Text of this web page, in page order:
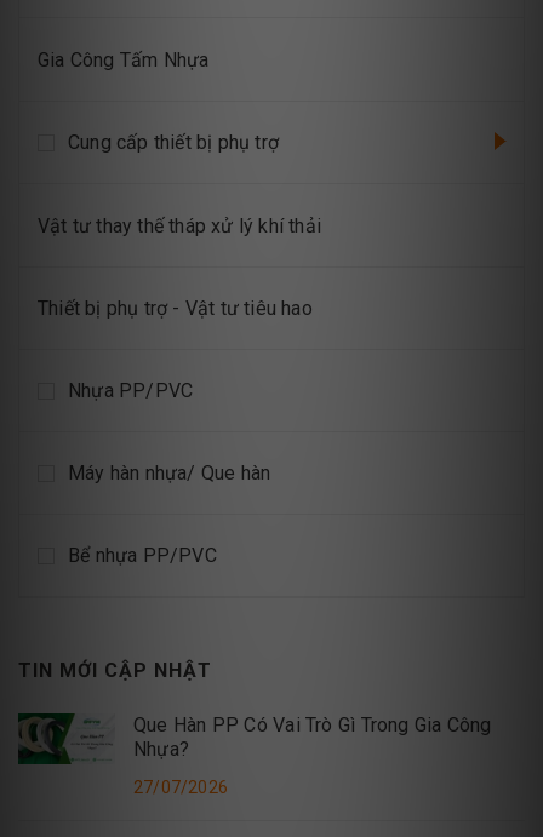
Gia Công Tấm Nhựa
Cung cấp thiết bị phụ trợ
Vật tư thay thế tháp xử lý khí thải
Thiết bị phụ trợ - Vật tư tiêu hao
Nhựa PP/PVC
Máy hàn nhựa/ Que hàn
Bể nhựa PP/PVC
TIN MỚI CẬP NHẬT
Que Hàn PP Có Vai Trò Gì Trong Gia Công
Nhựa?
27/07/2026